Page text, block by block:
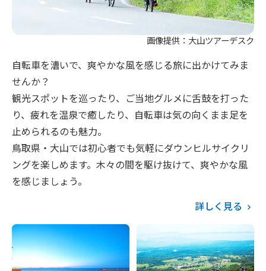
画像提供：大山ツアーデスク
自転車を漕いで、爽やかな風を感じる旅に出かけてみま
せんか？
観光スポットを巡ったり、ご当地グルメに舌鼓を打った
り、疲れを温泉で癒したり、自転車は気の向くまま足を
止められるのも魅力。
鳥取県・大山では初心者でも気軽にダウンヒルサイクリ
ングを楽しめます。木々の間を駆け抜けて、爽やかな風
を感じましょう。
詳しく見る